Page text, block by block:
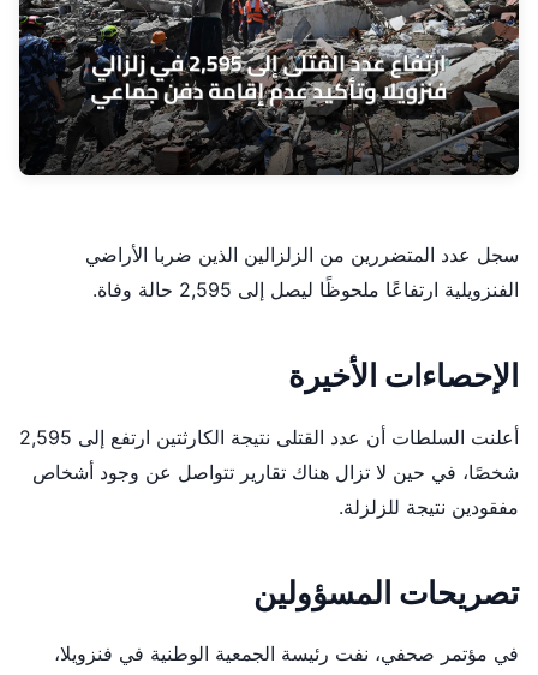
سجل عدد المتضررين من الزلزالين الذين ضربا الأراضي
الفنزويلية ارتفاعًا ملحوظًا ليصل إلى 2,595 حالة وفاة.
الإحصاءات الأخيرة
أعلنت السلطات أن عدد القتلى نتيجة الكارثتين ارتفع إلى 2,595
شخصًا، في حين لا تزال هناك تقارير تتواصل عن وجود أشخاص
مفقودين نتيجة للزلزلة.
تصريحات المسؤولين
في مؤتمر صحفي، نفت رئيسة الجمعية الوطنية في فنزويلا،